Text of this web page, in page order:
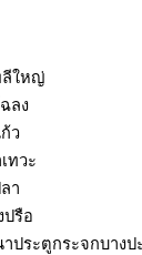
ลีใหญ่
ลง
ว
ทวะ
า
รือ
ประตูกระจกบางป